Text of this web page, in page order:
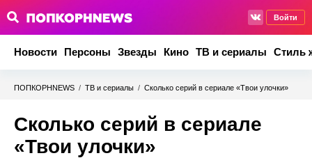
Войти
Новости Персоны Звезды Кино ТВ и сериалы Стиль
ПОПКОРНNEWS / ТВ и сериалы / Сколько серий в сериале «Твои улочки»
Сколько серий в сериале
«Твои улочки»